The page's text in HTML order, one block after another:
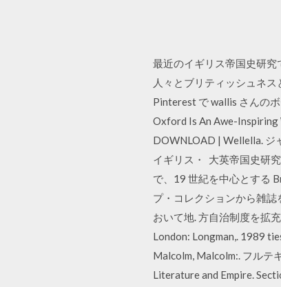
最近のイギリス帝国史研究
人々とブリティッシュネ
Pinterest で wallis さんの
Oxford Is An Awe-Inspiring
DOWNLOAD | Wellella. ジ
イギリス・ 大英帝国史研
で、19 世紀を中心とする
プ・コレクションから雑
おいて地. 方自治制度を拡
London: Longman,. 1989
Malcolm, Malcolm:. フルテ
Literature and Empire.